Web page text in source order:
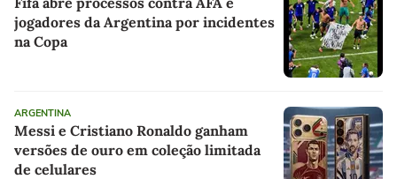
jogadores da Argentina por incidentes
na Copa
ARGENTINA
Messi e Cristiano Ronaldo ganham
versões de ouro em coleção limitada
de celulares